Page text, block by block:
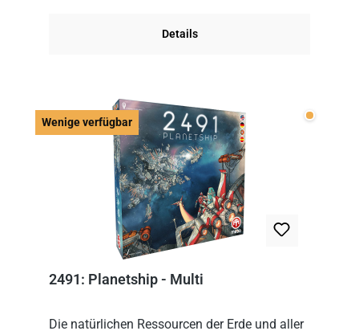
Details
Wenige verfügbar Wenige
2491: Planetship - Multi
Die natürlichen Ressourcen der Erde und aller